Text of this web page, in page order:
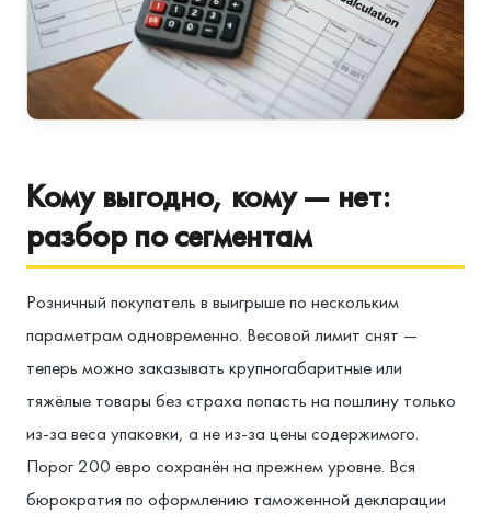
Кому выгодно, кому — нет:
разбор по сегментам
Розничный покупатель в выигрыше по нескольким
параметрам одновременно. Весовой лимит снят —
теперь можно заказывать крупногабаритные или
тяжёлые товары без страха попасть на пошлину только
из-за веса упаковки, а не из-за цены содержимого.
Порог 200 евро сохранён на прежнем уровне. Вся
бюрократия по оформлению таможенной декларации